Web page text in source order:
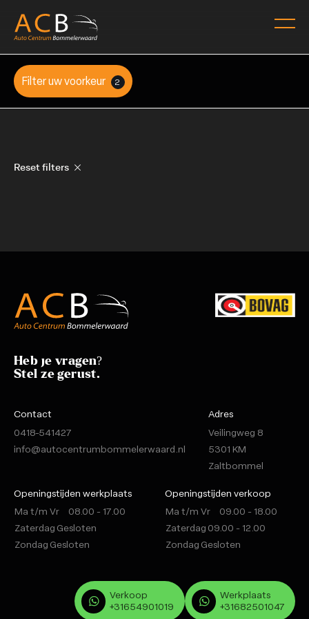
Filter uw voorkeur 2
Reset filters
Heb je vragen?
Stel ze gerust.
Contact
0418-541427
info@autocentrumbommelerwaard.nl
Adres
Veilingweg 8
5301 KM
Zaltbommel
Openingstijden werkplaats
Ma t/m Vr
08.00 - 17.00
Zaterdag Gesloten
Zondag Gesloten
Openingstijden verkoop
Ma t/m Vr
09.00 - 18.00
Zaterdag 09.00 - 12.00
Zondag Gesloten
Werkplaats
+31682501047
Verkoop
+31654901019